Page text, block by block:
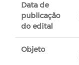
Data de
publicação
do edital
Objeto